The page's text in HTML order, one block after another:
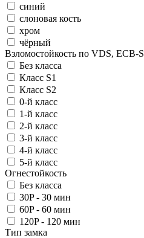
синий
слоновая кость
хром
чёрный
Взломостойкость по VDS, ECB-S
Без класса
Класс S1
Класс S2
0-й класс
1-й класс
2-й класс
3-й класс
4-й класс
5-й класс
Огнестойкость
Без класса
30P - 30 мин
60P - 60 мин
120P - 120 мин
Тип замка